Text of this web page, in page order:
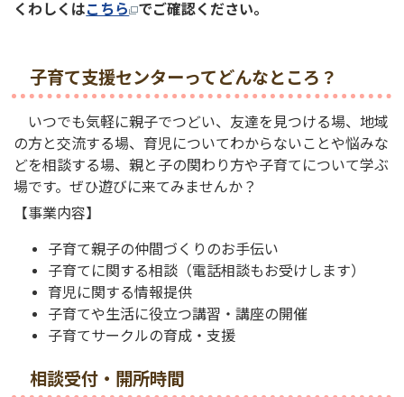
くわしくはこちら でご確認ください。
子育て支援センターってどんなところ？
いつでも気軽に親子でつどい、友達を見つける場、地域
の方と交流する場、育児についてわからないことや悩みな
どを相談する場、親と子の関わり方や子育てについて学ぶ
場です。ぜひ遊びに来てみませんか？
【事業内容】
子育て親子の仲間づくりのお手伝い
子育てに関する相談（電話相談もお受けします）
育児に関する情報提供
子育てや生活に役立つ講習・講座の開催
子育てサークルの育成・支援
相談受付・開所時間